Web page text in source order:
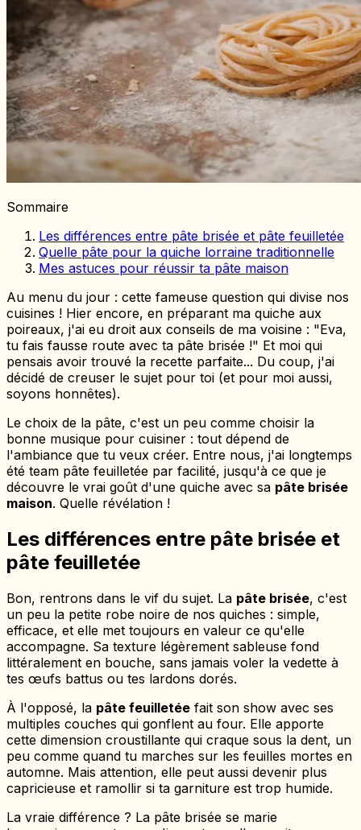
Sommaire
Les différences entre pâte brisée et pâte feuilletée
Quelle pâte pour la quiche lorraine traditionnelle
Mes astuces pour réussir ta pâte maison
Au menu du jour : cette fameuse question qui divise nos
cuisines ! Hier encore, en préparant ma quiche aux
poireaux, j'ai eu droit aux conseils de ma voisine : "Eva,
tu fais fausse route avec ta pâte brisée !" Et moi qui
pensais avoir trouvé la recette parfaite... Du coup, j'ai
décidé de creuser le sujet pour toi (et pour moi aussi,
soyons honnêtes).
Le choix de la pâte, c'est un peu comme choisir la
bonne musique pour cuisiner : tout dépend de
l'ambiance que tu veux créer. Entre nous, j'ai longtemps
été team pâte feuilletée par facilité, jusqu'à ce que je
découvre le vrai goût d'une quiche avec sa pâte brisée
maison. Quelle révélation !
Les différences entre pâte brisée et
pâte feuilletée
Bon, rentrons dans le vif du sujet. La pâte brisée, c'est
un peu la petite robe noire de nos quiches : simple,
efficace, et elle met toujours en valeur ce qu'elle
accompagne. Sa texture légèrement sableuse fond
littéralement en bouche, sans jamais voler la vedette à
tes œufs battus ou tes lardons dorés.
À l'opposé, la pâte feuilletée fait son show avec ses
multiples couches qui gonflent au four. Elle apporte
cette dimension croustillante qui craque sous la dent, un
peu comme quand tu marches sur les feuilles mortes en
automne. Mais attention, elle peut aussi devenir plus
capricieuse et ramollir si ta garniture est trop humide.
La vraie différence ? La pâte brisée se marie